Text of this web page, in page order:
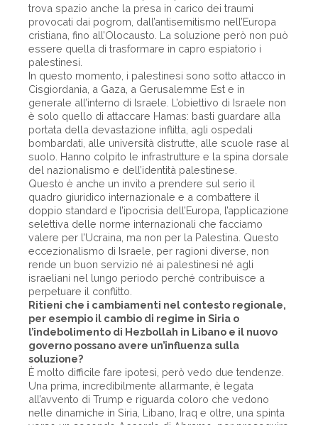
trova spazio anche la presa in carico dei traumi
provocati dai pogrom, dall’antisemitismo nell’Europa
cristiana, fino all’Olocausto. La soluzione però non può
essere quella di trasformare in capro espiatorio i
palestinesi.
In questo momento, i palestinesi sono sotto attacco in
Cisgiordania, a Gaza, a Gerusalemme Est e in
generale all’interno di Israele. L’obiettivo di Israele non
è solo quello di attaccare Hamas: basti guardare alla
portata della devastazione inflitta, agli ospedali
bombardati, alle università distrutte, alle scuole rase al
suolo. Hanno colpito le infrastrutture e la spina dorsale
del nazionalismo e dell’identità palestinese.
Questo è anche un invito a prendere sul serio il
quadro giuridico internazionale e a combattere il
doppio standard e l’ipocrisia dell’Europa, l’applicazione
selettiva delle norme internazionali che facciamo
valere per l’Ucraina, ma non per la Palestina. Questo
eccezionalismo di Israele, per ragioni diverse, non
rende un buon servizio né ai palestinesi né agli
israeliani nel lungo periodo perché contribuisce a
perpetuare il conflitto.
Ritieni che i cambiamenti nel contesto regionale,
per esempio il cambio di regime in Siria o
l’indebolimento di Hezbollah in Libano e il nuovo
governo possano avere un’influenza sulla
soluzione?
È molto difficile fare ipotesi, però vedo due tendenze.
Una prima, incredibilmente allarmante, è legata
all’avvento di Trump e riguarda coloro che vedono
nelle dinamiche in Siria, Libano, Iraq e oltre, una spinta